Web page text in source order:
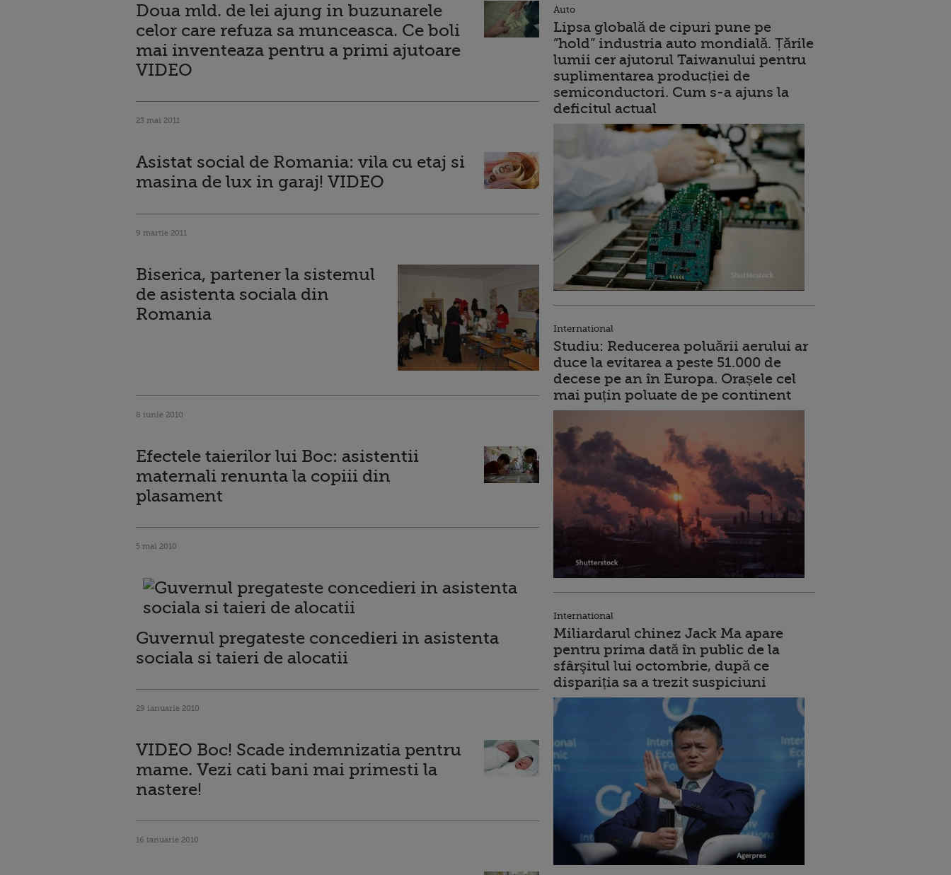
Doua mld. de lei ajung in buzunarele
celor care refuza sa munceasca. Ce boli
mai inventeaza pentru a primi ajutoare
VIDEO
23 mai 2011
Asistat social de Romania: vila cu etaj si
masina de lux in garaj! VIDEO
9 martie 2011
Biserica, partener la sistemul
de asistenta sociala din
Romania
8 iunie 2010
Efectele taierilor lui Boc: asistentii
maternali renunta la copiii din
plasament
5 mai 2010
Guvernul pregateste concedieri in asistenta
sociala si taieri de alocatii
29 ianuarie 2010
VIDEO Boc! Scade indemnizatia pentru
mame. Vezi cati bani mai primesti la
nastere!
16 ianuarie 2010
Auto
Lipsa globală de cipuri pune pe
”hold” industria auto mondială. Țările
lumii cer ajutorul Taiwanului pentru
suplimentarea producției de
semiconductori. Cum s-a ajuns la
deficitul actual
International
Studiu: Reducerea poluării aerului ar
duce la evitarea a peste 51.000 de
decese pe an în Europa. Orașele cel
mai puțin poluate de pe continent
International
Miliardarul chinez Jack Ma apare
pentru prima dată în public de la
sfârşitul lui octombrie, după ce
dispariția sa a trezit suspiciuni